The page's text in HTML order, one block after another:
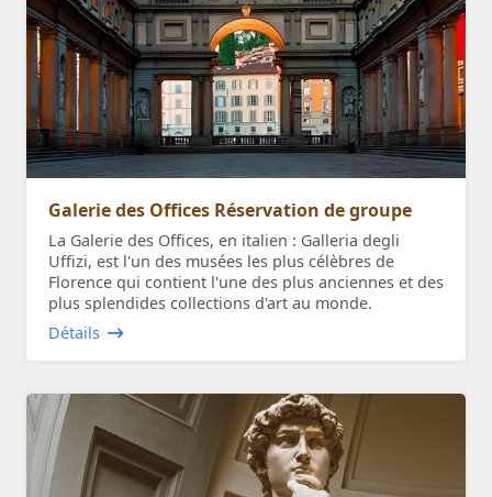
Galerie des Offices Réservation de groupe
La Galerie des Offices, en italien : Galleria degli
Uffizi, est l'un des musées les plus célèbres de
Florence qui contient l'une des plus anciennes et des
plus splendides collections d'art au monde.
Détails